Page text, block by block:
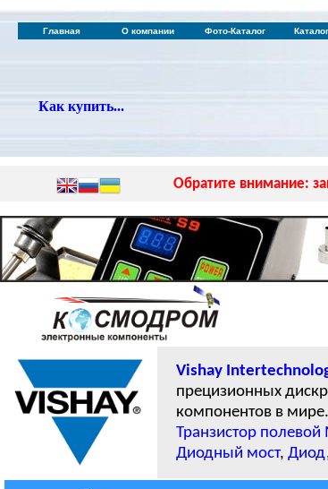
Главная О компании Фото-Каталог
Как купить...
Обратите внимание:
Vishay
прецизионных
компонентов в
Транзистор полевой
Диодный мост, Диод